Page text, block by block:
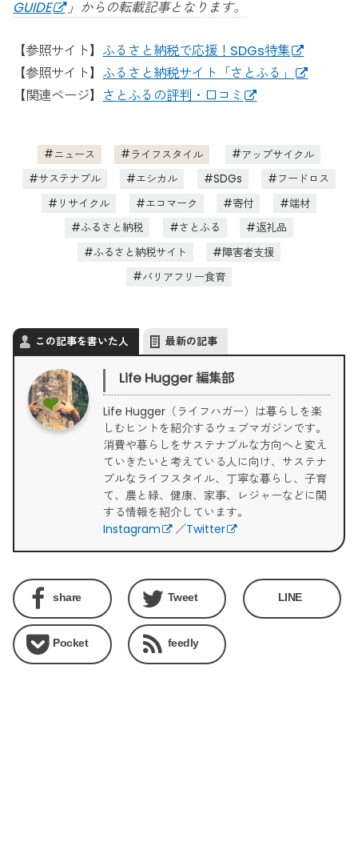
GUIDE 」からの転載記事となります。
【参照サイト】 ふるさと納税で応援！SDGs特集
【参照サイト】 ふるさと納税サイト「さとふる」
【関連ページ】 さとふるの評判・口コミ
ニュース ライフスタイル
アップサイクル
サステナブル
エシカル SDGs
フードロス
リサイクル
エコマーク 寄付
端材
ふるさと納税
さとふる
返礼品
ふるさと納税サイト
障害者支援
バリアフリー食育
この記事を書いた人 最新の記事
Life Hugger 編集部
Life Hugger（ライフハガー）は暮らしを楽
しむヒントを紹介するウェブマガジンです。
消費や暮らしをサステナブルな方向へと変え
ていきたいと考えている人に向け、サステナ
ブルなライフスタイル、丁寧な暮らし、子育
て、農と緑、健康、家事、レジャーなどに関
する情報を紹介しています。
Instagram
／Twitter
share Tweet LINE
Pocket feedly